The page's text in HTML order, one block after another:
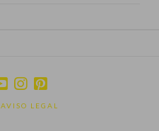
AVISO LEGAL